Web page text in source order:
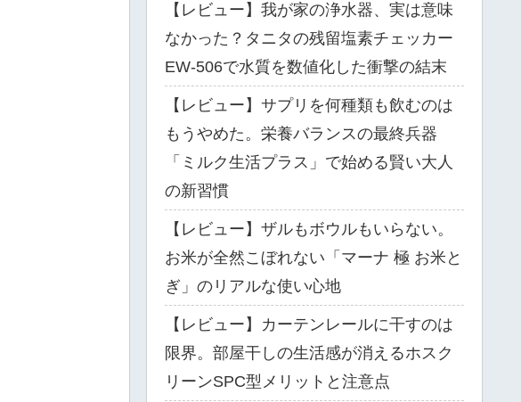
【レビュー】我が家の浄水器、実は意味
なかった？タニタの残留塩素チェッカー
EW-506で水質を数値化した衝撃の結末
【レビュー】サプリを何種類も飲むのは
もうやめた。栄養バランスの最終兵器
「ミルク生活プラス」で始める賢い大人
の新習慣
【レビュー】ザルもボウルもいらない。
お米が全然こぼれない「マーナ 極 お米と
ぎ」のリアルな使い心地
【レビュー】カーテンレールに干すのは
限界。部屋干しの生活感が消えるホスク
リーンSPC型メリットと注意点